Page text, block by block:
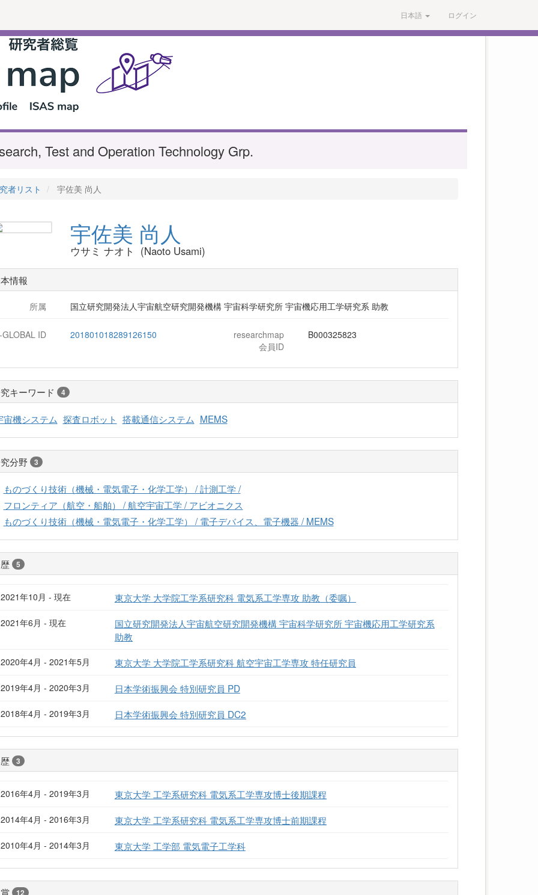
日本語 ログイン
Test and Operation Technology Grp.
者リスト 宇佐美 尚人
宇佐美 尚人
ウサミ ナオト (Naoto Usami)
情報
所属 国立研究開発法人宇宙航空研究開発機構 宇宙科学研究所 宇宙機応用工学研究系 助教
GLOBAL ID 201801018289126150
researchmap
会員ID
B000325823
キーワード 4
宙機システム 探査ロボット 搭載通信システム MEMS
分野 3
ものづくり技術（機械・電気電子・化学工学） / 計測工学 /
フロンティア（航空・船舶） / 航空宇宙工学 / アビオニクス
ものづくり技術（機械・電気電子・化学工学） / 電子デバイス、電子機器 / MEMS
5
2021年10月 - 現在 東京大学 大学院工学系研究科 電気系工学専攻 助教（委嘱）
2021年6月 - 現在
国立研究開発法人宇宙航空研究開発機構 宇宙科学研究所 宇宙機応用工学研究系
助教
2020年4月 - 2021年5月 東京大学 大学院工学系研究科 航空宇宙工学専攻 特任研究員
2019年4月 - 2020年3月 日本学術振興会 特別研究員 PD
2018年4月 - 2019年3月 日本学術振興会 特別研究員 DC2
3
2016年4月 - 2019年3月 東京大学 工学系研究科 電気系工学専攻博士後期課程
2014年4月 - 2016年3月 東京大学 工学系研究科 電気系工学専攻博士前期課程
2010年4月 - 2014年3月 東京大学 工学部 電気電子工学科
12